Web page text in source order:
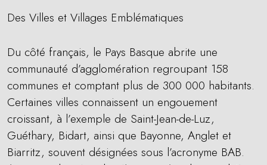
Des Villes et Villages Emblématiques
Du côté français, le Pays Basque abrite une
communauté d’agglomération regroupant 158
communes et comptant plus de 300 000 habitants.
Certaines villes connaissent un engouement
croissant, à l’exemple de Saint-Jean-de-Luz,
Guéthary, Bidart, ainsi que Bayonne, Anglet et
Biarritz, souvent désignées sous l’acronyme BAB.